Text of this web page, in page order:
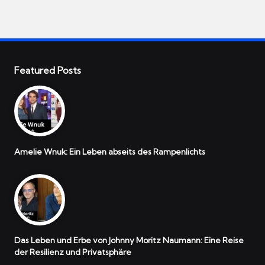
Featured Posts
Amelie Wnuk: Ein Leben abseits des Rampenlichts
Das Leben und Erbe von Johnny Moritz Naumann: Eine Reise
der Resilienz und Privatsphäre